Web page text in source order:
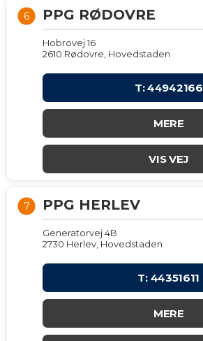
6 PPG RØDOVRE
Hobrovej 16
2610 Rødovre, Hovedstaden
T: 44942166
MERE
VIS VEJ
7 PPG HERLEV
Generatorvej 4B
2730 Herlev, Hovedstaden
T: 44351611
MERE